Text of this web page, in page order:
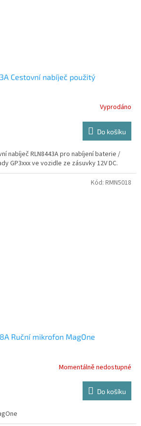
Cestovní nabíječ použitý
Vyprodáno
Do košíku
nabíječ RLN8443A pro nabíjení baterie /
GP3xxx ve vozidle ze zásuvky 12V DC.
Ruční mikrofon MagOne
Momentálně nedostupné
Do košíku
Kód: RMN5018